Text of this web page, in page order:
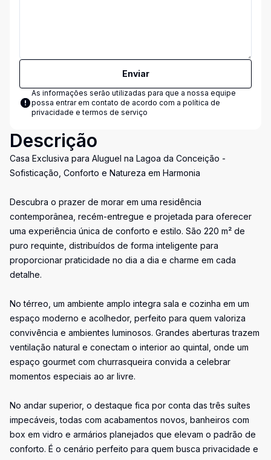
Enviar
As informações serão utilizadas para que a nossa equipe
possa entrar em contato de acordo com a política de
privacidade e termos de serviço
Descrição
Casa Exclusiva para Aluguel na Lagoa da Conceição -
Sofisticação, Conforto e Natureza em Harmonia
Descubra o prazer de morar em uma residência
contemporânea, recém-entregue e projetada para oferecer
uma experiência única de conforto e estilo. São 220 m² de
puro requinte, distribuídos de forma inteligente para
proporcionar praticidade no dia a dia e charme em cada
detalhe.
No térreo, um ambiente amplo integra sala e cozinha em um
espaço moderno e acolhedor, perfeito para quem valoriza
convivência e ambientes luminosos. Grandes aberturas trazem
ventilação natural e conectam o interior ao quintal, onde um
espaço gourmet com churrasqueira convida a celebrar
momentos especiais ao ar livre.
No andar superior, o destaque fica por conta das três suítes
impecáveis, todas com acabamentos novos, banheiros com
box em vidro e armários planejados que elevam o padrão de
conforto. É o cenário perfeito para quem busca privacidade e